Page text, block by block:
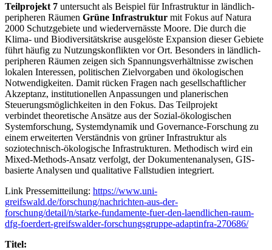
Teilprojekt 7 untersucht als Beispiel für Infrastruktur in ländlich-
peripheren Räumen Grüne Infrastruktur mit Fokus auf Natura
2000 Schutzgebiete und wiedervernässte Moore. Die durch die
Klima- und Biodiversitätskrise ausgelöste Expansion dieser Gebiete
führt häufig zu Nutzungskonflikten vor Ort. Besonders in ländlich-
peripheren Räumen zeigen sich Spannungsverhältnisse zwischen
lokalen Interessen, politischen Zielvorgaben und ökologischen
Notwendigkeiten. Damit rücken Fragen nach gesellschaftlicher
Akzeptanz, institutionellen Anpassungen und planerischen
Steuerungsmöglichkeiten in den Fokus. Das Teilprojekt
verbindet theoretische Ansätze aus der Sozial-ökologischen
Systemforschung, Systemdynamik und Governance-Forschung zu
einem erweiterten Verständnis von grüner Infrastruktur als
soziotechnisch-ökologische Infrastrukturen. Methodisch wird ein
Mixed-Methods-Ansatz verfolgt, der Dokumentenanalysen, GIS-
basierte Analysen und qualitative Fallstudien integriert.
Link Pressemitteilung: https://www.uni-
greifswald.de/forschung/nachrichten-aus-der-
forschung/detail/n/starke-fundamente-fuer-den-laendlichen-raum-
dfg-foerdert-greifswalder-forschungsgruppe-adaptinfra-270686/
Titel: